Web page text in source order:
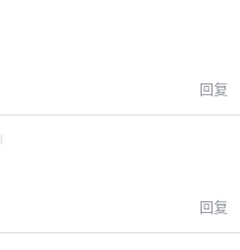
回复
回复